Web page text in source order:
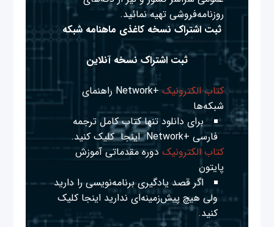
روزنامه‌فروشی تهیه نمائید.
ثبت اشتراک نسخه کاغذی ماهنامه شبکه
ثبت اشتراک نسخه آنلاین
کتاب الکترونیک
+Network راهنمای
شبکه‌ها
برای دانلود تنها کتاب کامل ترجمه
فارسی +Network
اینجا کلیک کنید.
کتاب الکترونیک دوره مقدماتی آموزش
پایتون
اگر قصد یادگیری برنامه‌نویسی را دارید
ولی هیچ پیش‌زمینه‌ای نداریداینجا کلیک
کنید.